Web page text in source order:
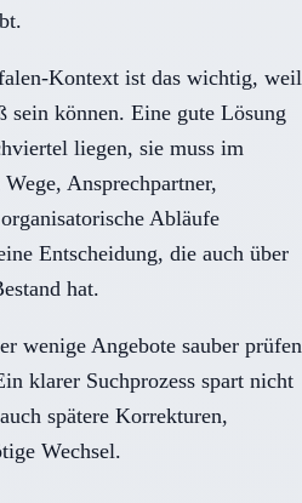
Kontext ist das wichtig, weil
sein können. Eine gute Lösung
liegen, sie muss im
Ansprechpartner,
Abläufe
Entscheidung, die auch über
hat.
wenige Angebote sauber prüfen
klarer Suchprozess spart nicht
spätere Korrekturen,
Wechsel.